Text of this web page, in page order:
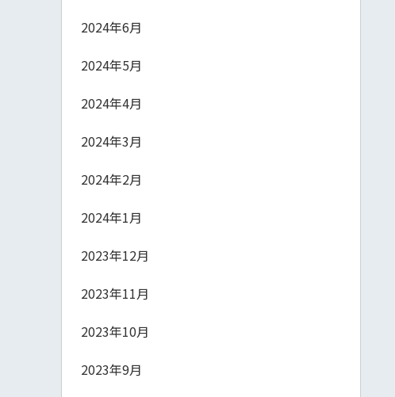
2024年6月
2024年5月
2024年4月
2024年3月
2024年2月
2024年1月
2023年12月
2023年11月
2023年10月
2023年9月